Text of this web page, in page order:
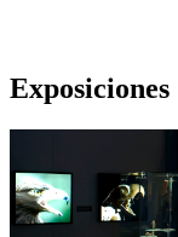
Exposiciones